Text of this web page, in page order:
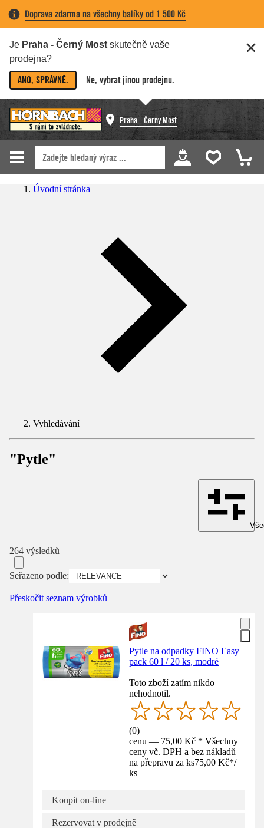
Doprava zdarma na všechny balíky od 1 500 Kč
Je Praha - Černý Most skutečně vaše
prodejna?
ANO, SPRÁVNĚ. Ne, vybrat jinou prodejnu.
Praha - Černý Most
Úvodní stránka
Vyhledávání
"Pytle"
264 výsledků
Seřazeno podle:
Přeskočit seznam výrobků
Pytle na odpadky FINO Easy
pack 60 l / 20 ks, modré
Toto zboží zatím nikdo
nehodnotil.
(0)
cenu — 75,00 Kč * Všechny
ceny vč. DPH a bez nákladů
na přepravu za ks75,00 Kč*/
ks
Koupit on-line
Rezervovat v prodejně